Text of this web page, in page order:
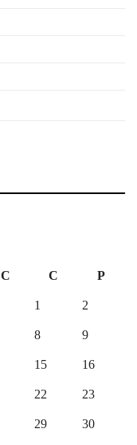
C C P
1 2
8 9
15 16
22 23
29 30